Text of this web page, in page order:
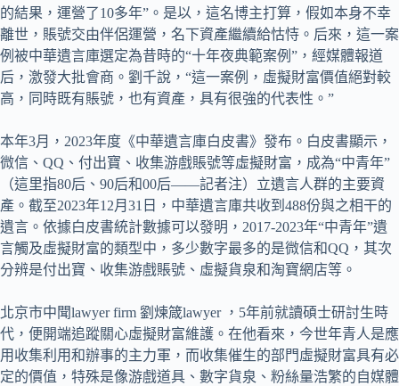
的結果，運營了10多年”。是以，這名博主打算，假如本身不幸
離世，賬號交由伴侶運營，名下資產繼續給怙恃。后來，這一案
例被中華遺言庫選定為昔時的“十年夜典範案例”，經媒體報道
后，激發大批會商。劉千說，“這一案例，虛擬財富價值絕對較
高，同時既有賬號，也有資產，具有很強的代表性。”
本年3月，2023年度《中華遺言庫白皮書》發布。白皮書顯示，
微信、QQ、付出寶、收集游戲賬號等虛擬財富，成為“中青年”
（這里指80后、90后和00后——記者注）立遺言人群的主要資
產。截至2023年12月31日，中華遺言庫共收到488份與之相干的
遺言。依據白皮書統計數據可以發明，2017-2023年“中青年”遺
言觸及虛擬財富的類型中，多少數字最多的是微信和QQ，其次
分辨是付出寶、收集游戲賬號、虛擬貨泉和淘寶網店等。
北京市中聞lawyer firm 劉煉箴lawyer ，5年前就讀碩士研討生時
代，便開端追蹤關心虛擬財富維護。在他看來，今世年青人是應
用收集利用和辦事的主力軍，而收集催生的部門虛擬財富具有必
定的價值，特殊是像游戲道具、數字貨泉、粉絲量浩繁的自媒體